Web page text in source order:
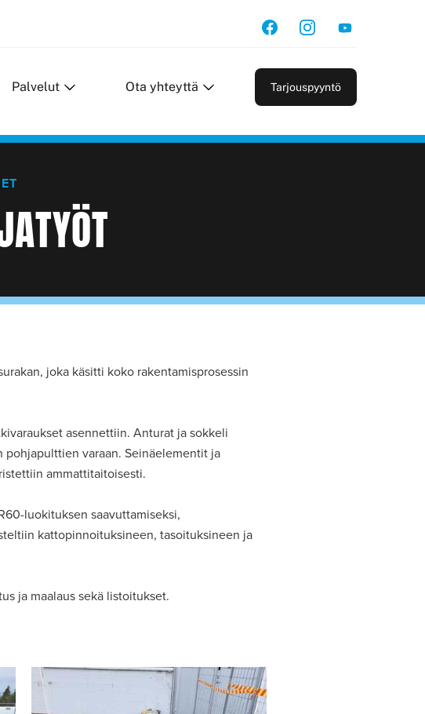
Palvelut Ota yhteyttä Tarjouspyyntö
joka käsitti koko rakentamisprosessin
asennettiin. Anturat ja sokkeli
varaan. Seinäelementit ja
ammattitaitoisesti.
luokituksen saavuttamiseksi,
kattopinnoituksineen, tasoituksineen ja
ja maalaus sekä listoitukset.